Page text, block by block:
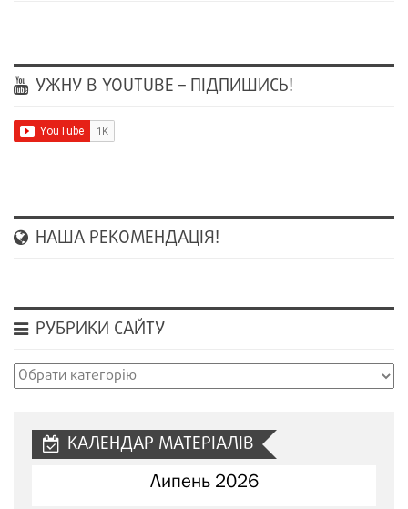
УЖНУ В YOUTUBE – ПІДПИШИСЬ!
НАША РЕКОМЕНДАЦІЯ!
РУБРИКИ САЙТУ
Рубрики
КАЛЕНДАР МАТЕРІАЛІВ
Липень 2026